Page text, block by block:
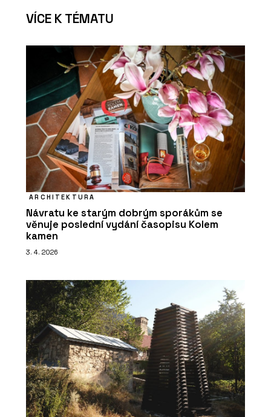
VÍCE K TÉMATU
ARCHITEKTURA
Návratu ke starým dobrým sporákům se
věnuje poslední vydání časopisu Kolem
kamen
3. 4. 2026